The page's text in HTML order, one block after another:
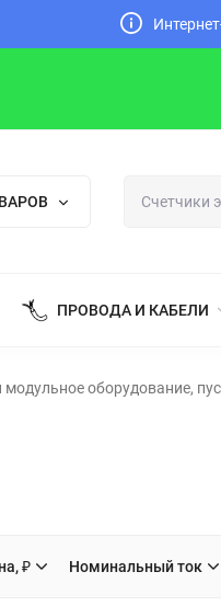
ПРОВОДА И КАБЕЛИ
оборудование,
₽ Номинальный ток